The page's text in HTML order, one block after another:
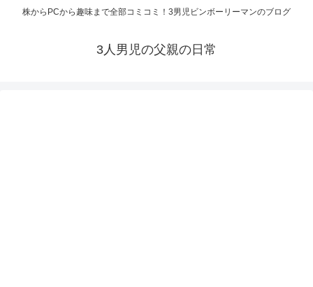
株からPCから趣味まで全部コミコミ！3男児ビンボーリーマンのブログ
3人男児の父親の日常